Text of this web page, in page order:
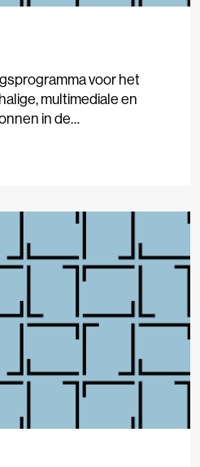
voor het
multimediale en
in de
data-analyse en